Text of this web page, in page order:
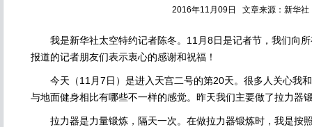
2016年11月09日 文章来源：新华
我是新华社太空特约记者陈冬。11月8日是记者节，我们向所
报道的记者朋友们表示衷心的感谢和祝福！
今天（11月7日）是进入天宫二号的第20天。很多人关心我
与地面健身相比有哪些不一样的感觉。昨天我们主要做了拉力器
拉力器是力量锻炼，隔天一次。在做拉力器锻炼时，我是按